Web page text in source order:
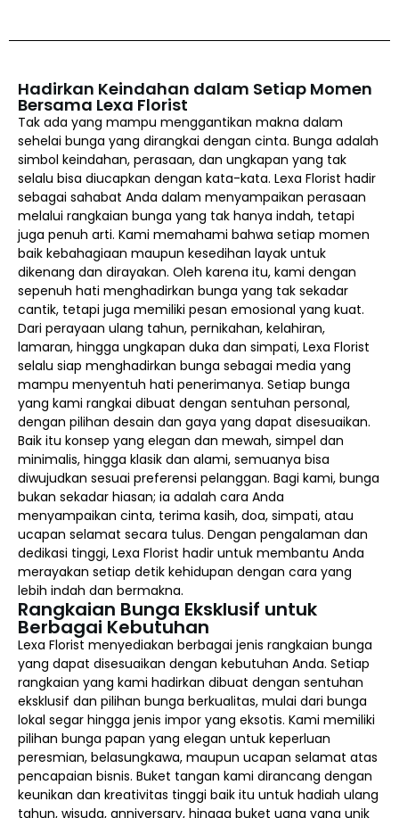
Hadirkan Keindahan dalam Setiap Momen
Bersama Lexa Florist
Tak ada yang mampu menggantikan makna dalam
sehelai bunga yang dirangkai dengan cinta. Bunga adalah
simbol keindahan, perasaan, dan ungkapan yang tak
selalu bisa diucapkan dengan kata-kata. Lexa Florist hadir
sebagai sahabat Anda dalam menyampaikan perasaan
melalui rangkaian bunga yang tak hanya indah, tetapi
juga penuh arti. Kami memahami bahwa setiap momen
baik kebahagiaan maupun kesedihan layak untuk
dikenang dan dirayakan. Oleh karena itu, kami dengan
sepenuh hati menghadirkan bunga yang tak sekadar
cantik, tetapi juga memiliki pesan emosional yang kuat.
Dari perayaan ulang tahun, pernikahan, kelahiran,
lamaran, hingga ungkapan duka dan simpati, Lexa Florist
selalu siap menghadirkan bunga sebagai media yang
mampu menyentuh hati penerimanya. Setiap bunga
yang kami rangkai dibuat dengan sentuhan personal,
dengan pilihan desain dan gaya yang dapat disesuaikan.
Baik itu konsep yang elegan dan mewah, simpel dan
minimalis, hingga klasik dan alami, semuanya bisa
diwujudkan sesuai preferensi pelanggan. Bagi kami, bunga
bukan sekadar hiasan; ia adalah cara Anda
menyampaikan cinta, terima kasih, doa, simpati, atau
ucapan selamat secara tulus. Dengan pengalaman dan
dedikasi tinggi, Lexa Florist hadir untuk membantu Anda
merayakan setiap detik kehidupan dengan cara yang
lebih indah dan bermakna.
Rangkaian Bunga Eksklusif untuk
Berbagai Kebutuhan
Lexa Florist menyediakan berbagai jenis rangkaian bunga
yang dapat disesuaikan dengan kebutuhan Anda. Setiap
rangkaian yang kami hadirkan dibuat dengan sentuhan
eksklusif dan pilihan bunga berkualitas, mulai dari bunga
lokal segar hingga jenis impor yang eksotis. Kami memiliki
pilihan bunga papan yang elegan untuk keperluan
peresmian, belasungkawa, maupun ucapan selamat atas
pencapaian bisnis. Buket tangan kami dirancang dengan
keunikan dan kreativitas tinggi baik itu untuk hadiah ulang
tahun, wisuda, anniversary, hingga buket uang yang unik